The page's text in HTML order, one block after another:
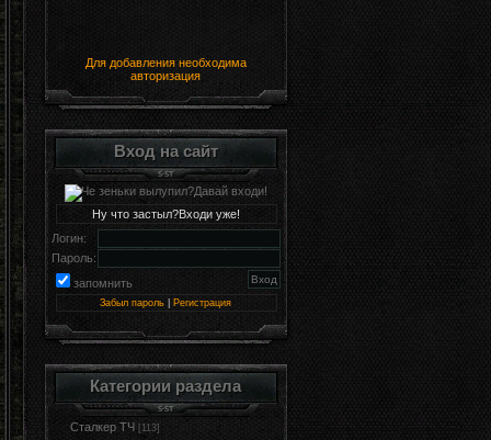
Для добавления необходима
авторизация
Вход на сайт
Ну что застыл?Входи уже!
Логин:
Пароль:
запомнить
Забыл пароль Регистрация
Категории раздела
Сталкер ТЧ [113]